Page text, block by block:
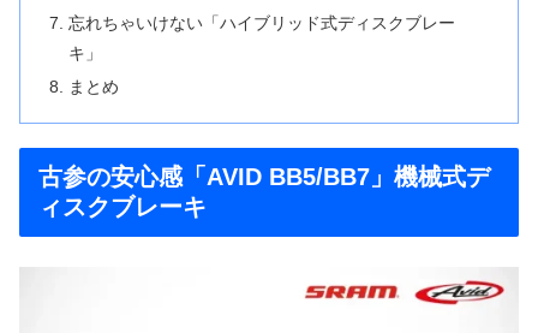
忘れちゃいけない「ハイブリッド式ディスクブレー
キ」
まとめ
古参の安心感「AVID BB5/BB7」機械式デ
ィスクブレーキ